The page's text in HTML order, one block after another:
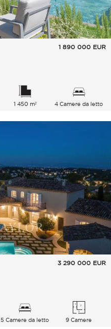
1 890 000 EUR
1 450 m² 4 Camere da letto
3 290 000 EUR
5 Camere da letto 9 Camere